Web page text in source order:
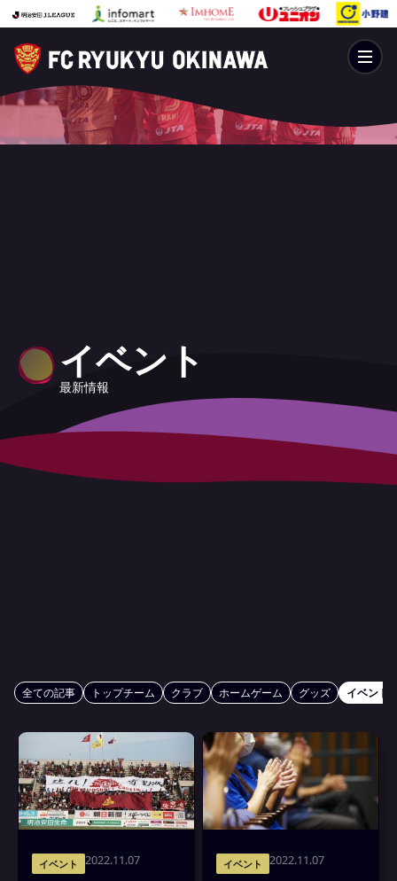
イベント
最新情報
全ての記事 トップチーム クラブ ホームゲーム グッズ イベント
イベント 2022.11.07 イベント 2022.11.07